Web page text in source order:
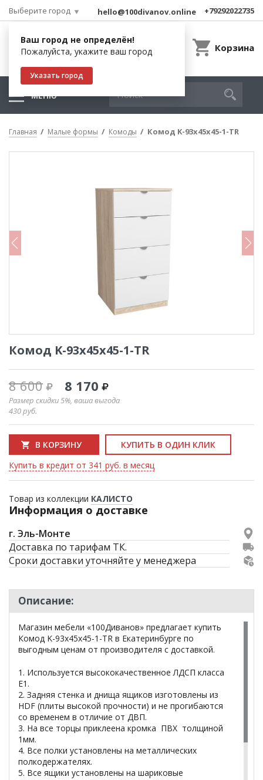
Выберите город
Ваш город не определён!
Пожалуйста, укажите ваш город
Указать город
hello@100divanov.online +79292022735
Корзина
МЕНЮ
Главная Малые формы Комоды Комод K-93x45x45-1-TR
Комод K-93x45x45-1-TR
8 600 8 170
Размер скидки 5%, ваша выгода
430руб.
В КОРЗИНУ
КУПИТЬ В ОДИН КЛИК
Купить в кредит от 341 руб. в месяц
Товар из коллекции КАЛИСТО
Информация о доставке
г. Эль-Монте
Доставка по тарифам ТК.
Сроки доставки уточняйте у менеджера
Описание:
Магазин мебели «100Диванов» предлагает купить
Комод K-93x45x45-1-TR в Екатеринбурге по
выгодным ценам от производителя с доставкой.
1. Используется высококачественное ЛДСП класса
Е1.
2. Задняя стенка и днища ящиков изготовлены из
HDF (плиты высокой прочности) и не прогибаются
со временем в отличие от ДВП.
3. На все торцы приклеена кромка ПВХ толщиной
1мм.
4. Все полки установлены на металлических
полкодержателях.
5. Все ящики установлены на шариковые